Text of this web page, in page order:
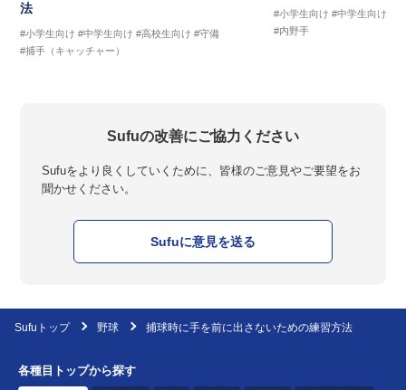
法
#小学生向け #中学生向け #高校生向け #守備
#捕手（キャッチャー）
#小学生向け #中学生向け
#内野手
Sufuの改善にご協力ください
Sufuをより良くしていくために、皆様のご意見やご要望をお
聞かせください。
Sufuに意見を送る
Sufuトップ 野球 捕球時に手を前に出さないための練習方法
各種目トップから探す